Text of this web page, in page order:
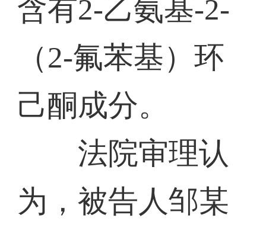
含有2-乙氨基-2-
（2-氟苯基）环
己酮成分。
法院审理认
为，被告人邹某